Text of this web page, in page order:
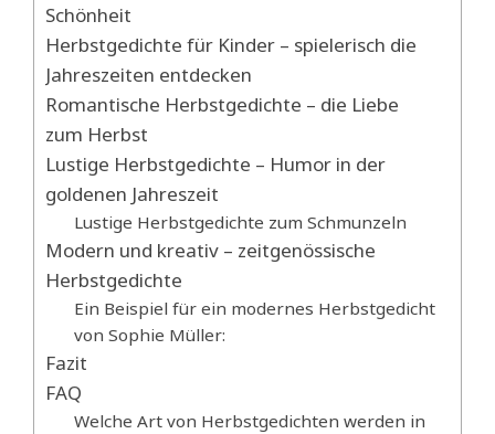
Schönheit
Herbstgedichte für Kinder – spielerisch die
Jahreszeiten entdecken
Romantische Herbstgedichte – die Liebe
zum Herbst
Lustige Herbstgedichte – Humor in der
goldenen Jahreszeit
Lustige Herbstgedichte zum Schmunzeln
Modern und kreativ – zeitgenössische
Herbstgedichte
Ein Beispiel für ein modernes Herbstgedicht
von Sophie Müller:
Fazit
FAQ
Welche Art von Herbstgedichten werden in